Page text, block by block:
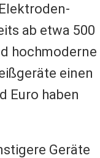
ab etwa 500
hochmoderne
einen
Euro haben
Geräte